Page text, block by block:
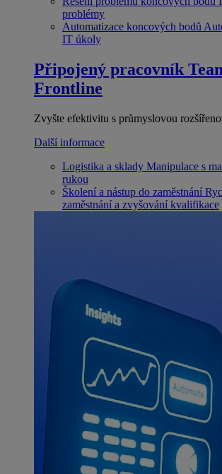
problémy
Automatizace koncových bodů
IT úkoly
Připojený pracovník
Frontline
Zvyšte efektivitu s průmyslovou
Další informace
Logistika a sklady Manipulace s
rukou
Školení a nástup do zaměstnání
zaměstnání a zvyšování kvalifikace